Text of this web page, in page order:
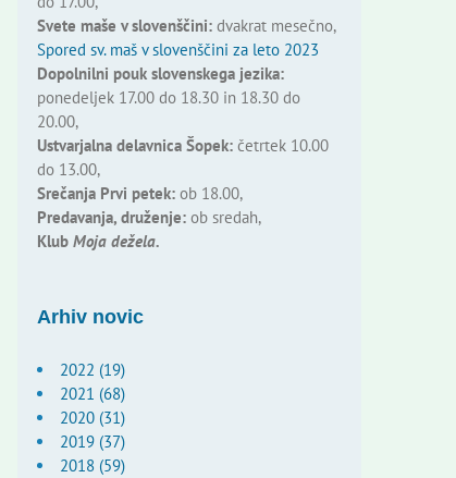
Svete maše v slovenščini:dvakrat mesečno,
Spored sv. maš v slovenščini za leto 2023
Dopolnilni pouk slovenskega jezika:
ponedeljek 17.00 do 18.30 in 18.30 do
20.00,
Ustvarjalna delavnica Šopek:četrtek 10.00
do 13.00,
Srečanja Prvi petek:ob 18.00,
Predavanja, druženje:ob sredah,
Klub Moja dežela.
Arhiv novic
2022 (19)
2021 (68)
2020 (31)
2019 (37)
2018 (59)